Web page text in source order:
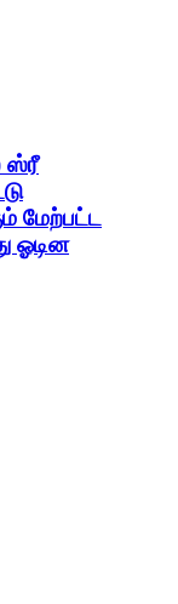
ஸ்ரீ
மேற்பட்ட
ஓடின